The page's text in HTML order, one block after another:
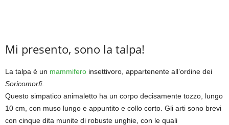
Mi presento, sono la talpa!
La talpa è un mammifero insettivoro, appartenente all’ordine dei
Soricomorfi.
Questo simpatico animaletto ha un corpo decisamente tozzo, lungo
10 cm, con muso lungo e appuntito e collo corto. Gli arti sono brevi
con cinque dita munite di robuste unghie, con le quali